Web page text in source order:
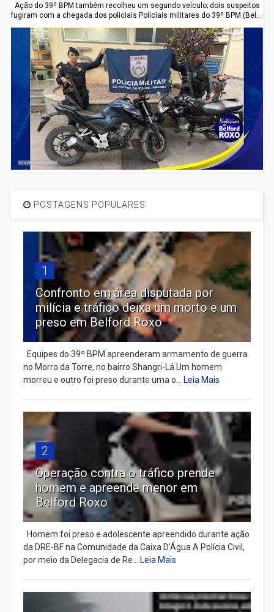
Ação do 39º BPM também recolheu um segundo veículo; dois suspeitos
fugiram com a chegada dos policiais Policiais militares do 39º BPM (Bel...
POSTAGENS POPULARES
1
Confronto em área disputada por
milícia e tráfico deixa um morto e um
preso em Belford Roxo
Equipes do 39º BPM apreenderam armamento de guerra
no Morro da Torre, no bairro Shangri-Lá Um homem
morreu e outro foi preso durante uma o...
Leia Mais
2
Operação contra o tráfico prende
homem e apreende menor em
Belford Roxo
Homem foi preso e adolescente apreendido durante ação
da DRE-BF na Comunidade da Caixa D’Água A Polícia Civil,
por meio da Delegacia de Re...
Leia Mais